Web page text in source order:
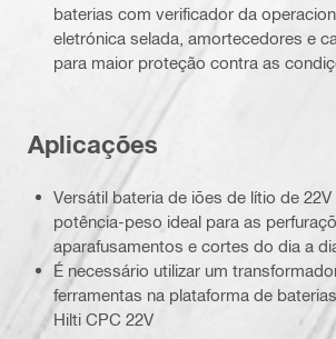
baterias com verificador da
eletrónica selada, amortecedores e
para maior proteção contra as
Aplicações
Versátil bateria de iões de lítio de
potência-peso ideal para as
aparafusamentos e cortes do dia a
É necessário utilizar um
ferramentas na plataforma de
Hilti CPC 22V